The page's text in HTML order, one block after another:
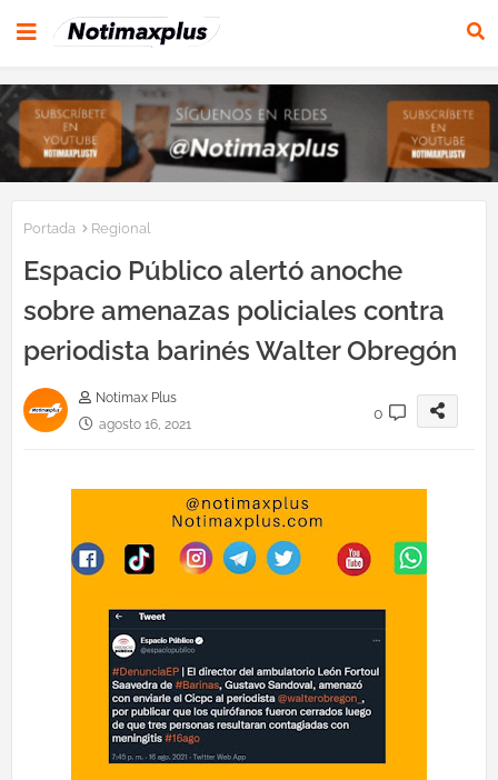
Portada Regional
Espacio Público alertó anoche
sobre amenazas policiales contra
periodista barinés Walter Obregón
Notimax Plus
agosto 16, 2021
0